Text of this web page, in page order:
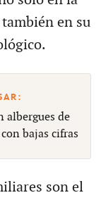
en su
albergues de
bajas cifras
son el